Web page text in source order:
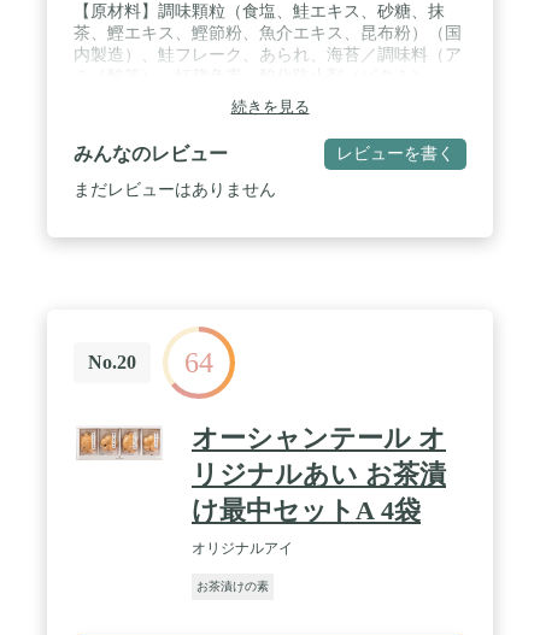
【原材料】調味顆粒（食塩、鮭エキス、砂糖、抹
茶、鰹エキス、鰹節粉、魚介エキス、昆布粉）（国
内製造）、鮭フレーク、あられ、海苔／調味料（ア
E）、クエン酸、（一部にさけ・大豆を含む） / 商
品サイズ(高さx奥行x幅):232mm×70mm×65mm
続きを見る
みんなのレビュー レビューを書く
まだレビューはありません
No.20 64
オーシャンテール オ
リジナルあい お茶漬
け最中セットA 4袋
オリジナルアイ
お茶漬けの素